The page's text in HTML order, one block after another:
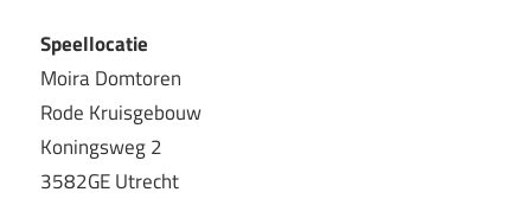
Speellocatie
Moira Domtoren
Rode Kruisgebouw
Koningsweg 2
3582GE Utrecht